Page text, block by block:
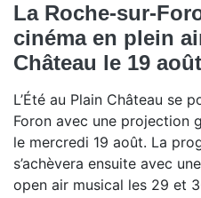
La Roche-sur-
cinéma en plein
Château le 19 août
L’Été au Plain Château se
Foron avec une projection
le mercredi 19 août. La
s’achèvera ensuite avec
open air musical les 29 et